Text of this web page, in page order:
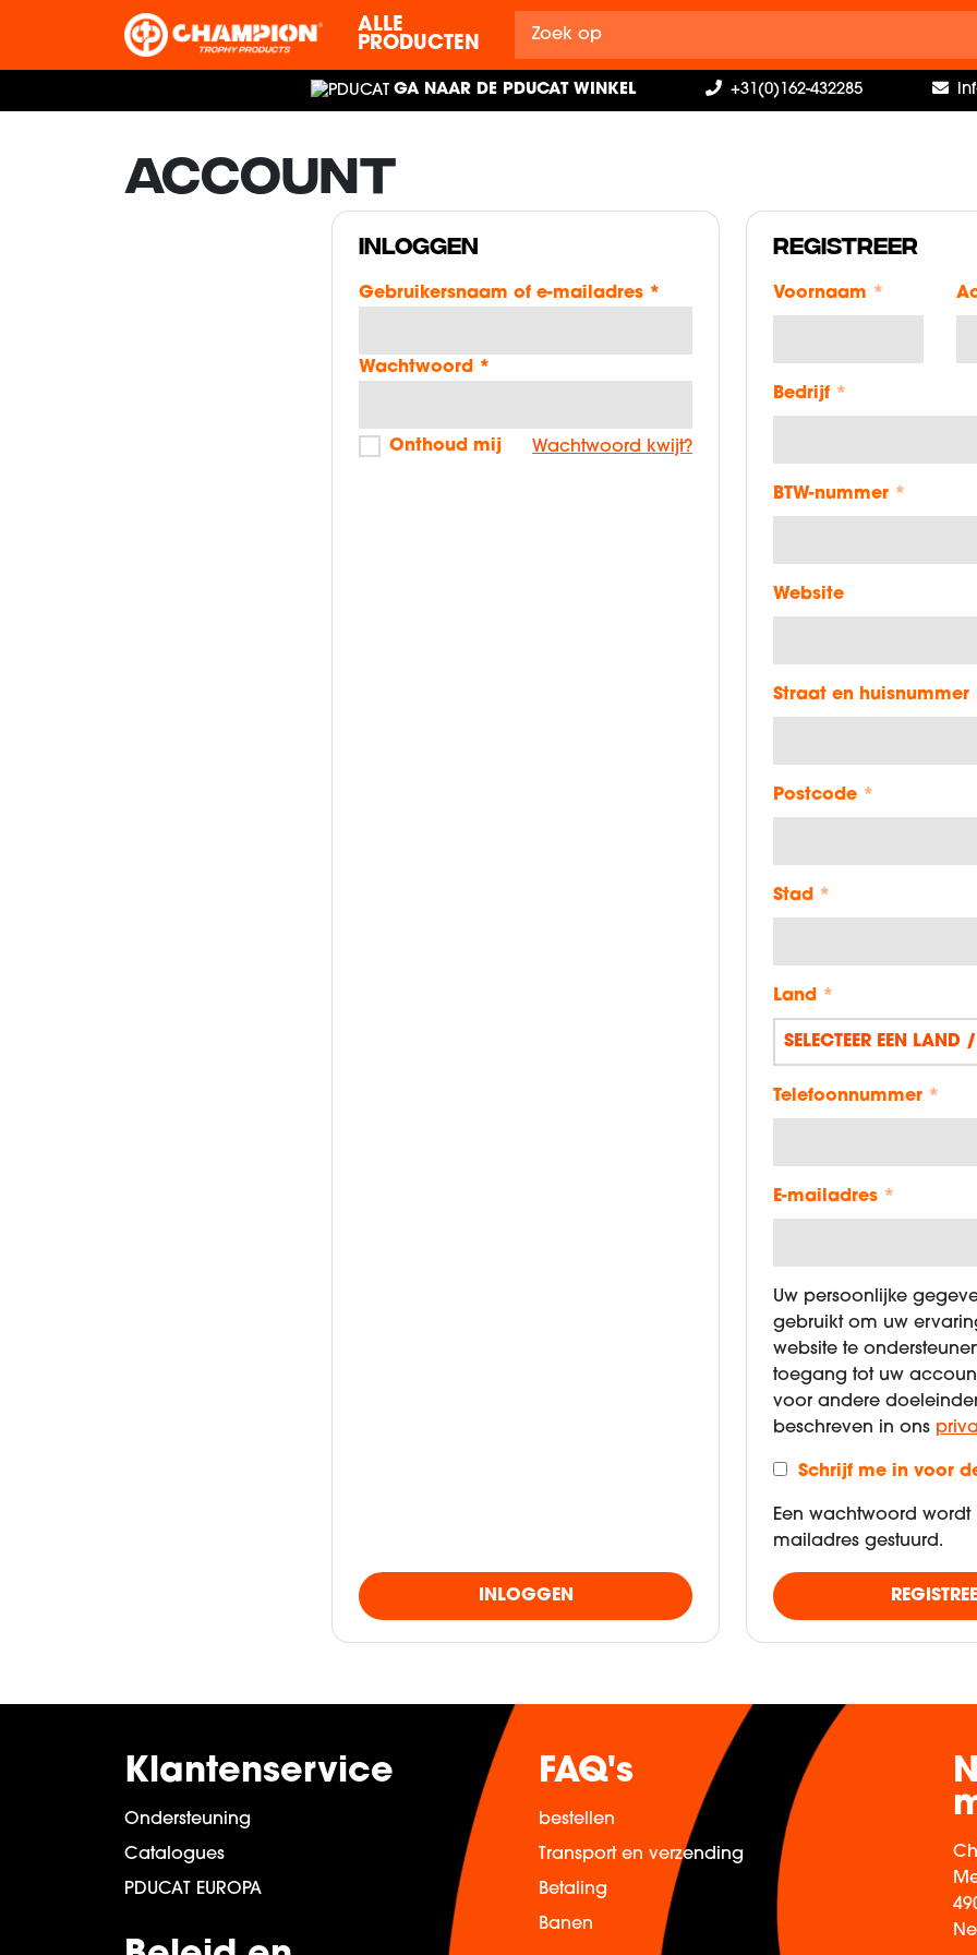
ALLE
PRODUCTEN
GA NAAR DE PDUCAT WINKEL +31(0)162-432285
ACCOUNT
INLOGGEN
Gebruikersnaam of e-mailadres *
Wachtwoord *
Onthoud mij Wachtwoord kwijt?
INLOGGEN
REGISTREER
Voornaam *
Bedrijf *
BTW-nummer *
Website
Straat en huisnummer
Postcode *
Stad *
Land *
Telefoonnummer *
E-mailadres *
Uw persoonlijke
gebruikt om uw
website te
toegang tot uw
voor andere
beschreven in ons
Schrijf me in voor
Een wachtwoord wordt
mailadres gestuurd.
Klantenservice
Ondersteuning
Catalogues
PDUCAT EUROPA
FAQ's
bestellen
Transport en verzending
Betaling
Banen